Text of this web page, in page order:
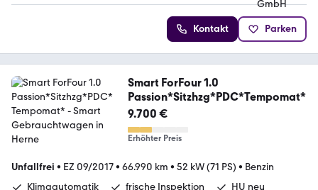
Kontakt Parken
Smart ForFour 1.0
Passion*Sitzhzg*PDC*Tempomat*
9.700 €
Erhöhter Preis
Unfallfrei • EZ 09/2017• 66.990 km • 52 kW (71 PS) • Benzin
Klimaautomatik
frische Inspektion HU neu